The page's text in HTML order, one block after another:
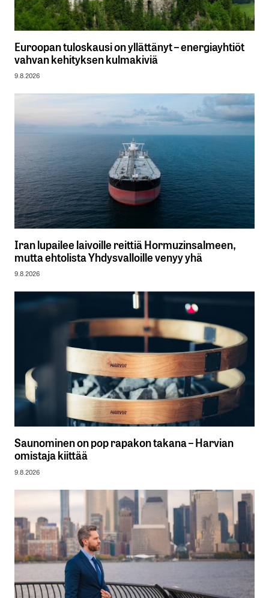
Euroopan tuloskausi on yllättänyt – energiayhtiöt
vahvan kehityksen kulmakiviä
9.8.2026
Iran lupailee laivoille reittiä Hormuzinsalmeen,
mutta ehtolista Yhdysvalloille venyy yhä
9.8.2026
Saunominen on pop rapakon takana – Harvian
omistaja kiittää
9.8.2026